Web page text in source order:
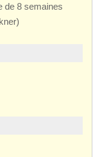
de 8 semaines